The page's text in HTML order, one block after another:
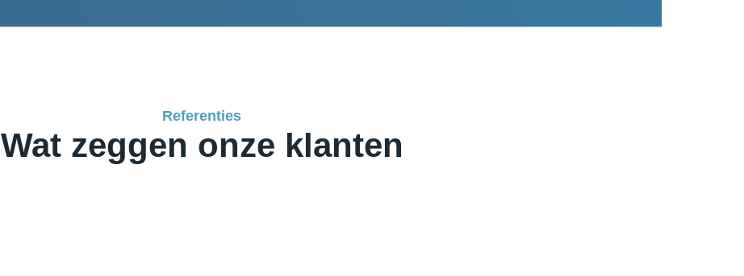
Referenties
Wat zeggen onze klanten